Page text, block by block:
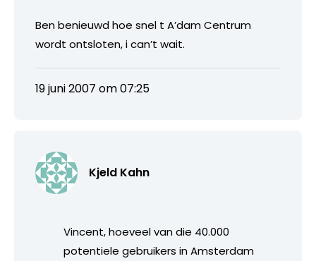
Ben benieuwd hoe snel t A’dam Centrum
wordt ontsloten, i can’t wait.
19 juni 2007 om 07:25
Kjeld Kahn
Vincent, hoeveel van die 40.000
potentiele gebruikers in Amsterdam